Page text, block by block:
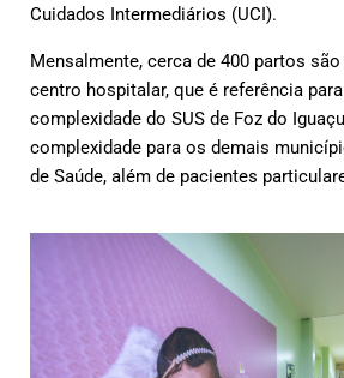
Cuidados Intermediários (UCI).
Mensalmente, cerca de 400 partos
centro hospitalar, que é referência
complexidade do SUS de Foz do
complexidade para os demais
de Saúde, além de pacientes